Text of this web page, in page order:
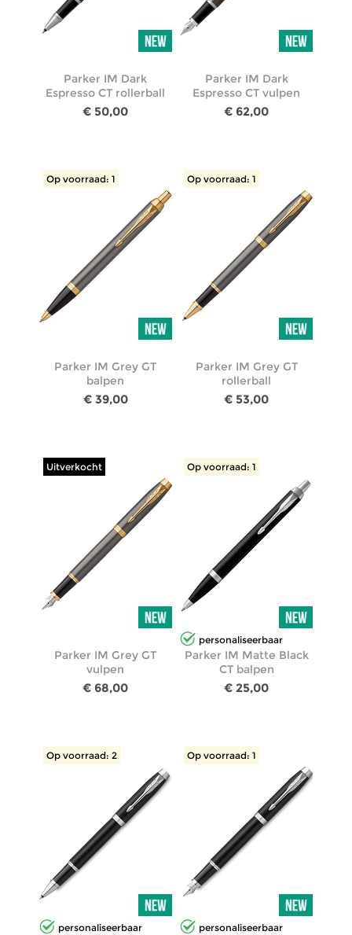
Parker IM Dark
Espresso CT rollerball
€ 50,00
Parker IM Dark
Espresso CT vulpen
€ 62,00
Op voorraad: 1
Parker IM Grey GT
balpen
€ 39,00
Op voorraad: 1
Parker IM Grey GT
rollerball
€ 53,00
Uitverkocht
Parker IM Grey GT
vulpen
€ 68,00
personaliseerbaar
Op voorraad: 1
Parker IM Matte Black
CT balpen
€ 25,00
personaliseerbaar
Op voorraad: 2
personaliseerbaar
Op voorraad: 1